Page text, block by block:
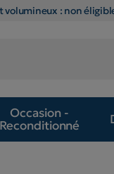
: non
Occasion -
Reconditionné